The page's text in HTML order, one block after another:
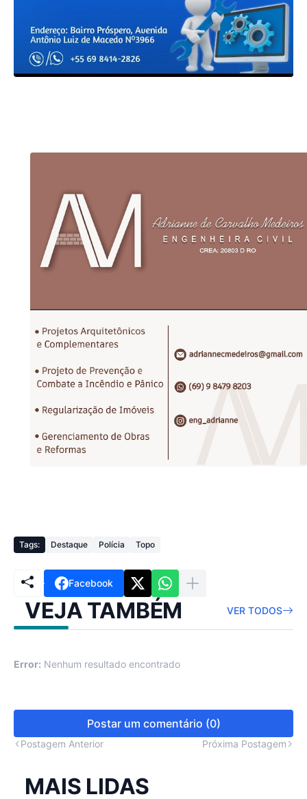
Tags: Destaque Polícia Topo
Facebook
VEJA TAMBÉM VER TODOS
Error: Nenhum resultado encontrado
Postar um comentário (0)
Postagem Anterior Próxima Postagem
MAIS LIDAS